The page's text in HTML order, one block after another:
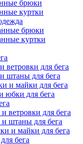
брюки
куртки
брюки
куртки
ветровки для бега
штаны для бега
и майки для бега
юбки для бега
ветровки для бега
штаны для бега
и майки для бега
бега